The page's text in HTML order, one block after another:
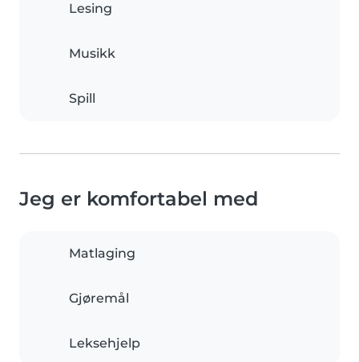
Lesing
Musikk
Spill
Jeg er komfortabel med
Matlaging
Gjøremål
Leksehjelp